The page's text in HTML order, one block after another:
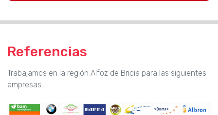
Referencias
Trabajamos en la región Alfoz de Bricia para las siguientes
empresas: